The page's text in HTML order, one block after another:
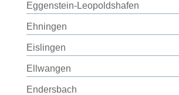
Eggenstein-Leopoldshafen
Ehningen
Eislingen
Ellwangen
Endersbach